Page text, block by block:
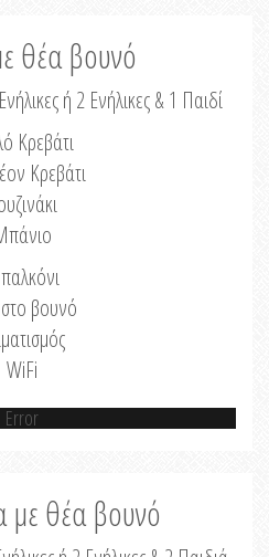
θέα βουνό
ή 2 Ενήλικες & 1 Παιδί
Κρεβάτι
Κρεβάτι
βουνό
WiFi
Error
με θέα βουνό